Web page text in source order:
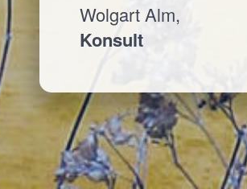
Wolgart Alm,
Konsult